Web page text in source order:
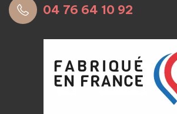
04 76 64 10 92